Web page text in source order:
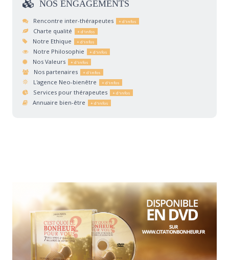
NOS ENGAGEMENTS
Rencontre inter-thérapeutes
Charte qualité
Notre Ethique
Notre Philosophie
Nos Valeurs
Nos partenaires
L'agence Neo-bienêtre
Services pour thérapeutes
Annuaire bien-être